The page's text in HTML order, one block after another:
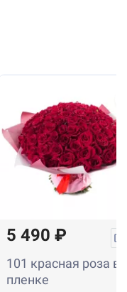
5 490 ₽
101 красная роза в
пленке